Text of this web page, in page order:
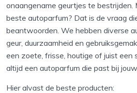
onaangename geurtjes te bestrijden.
beste autoparfum? Dat is de vraag
beantwoorden. We hebben diverse
geur, duurzaamheid en
een zoete, frisse, houtige of juist een
altijd een autoparfum die past bij
Hier alvast de beste producten: